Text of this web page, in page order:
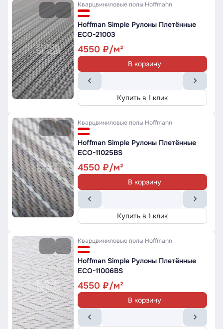
Кварцвиниловые полы Hoffmann
Hoffman Simple Рулоны Плетённые
ECO-21003
4550
В корзину
Купить в 1 клик
Кварцвиниловые полы Hoffmann
Hoffman Simple Рулоны Плетённые
ECO-11025BS
4550
В корзину
Купить в 1 клик
Кварцвиниловые полы Hoffmann
Hoffman Simple Рулоны Плетённые
ECO-11006BS
4550
В корзину